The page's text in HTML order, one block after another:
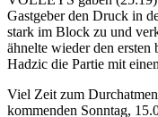
Gastgeber den Druck in
stark im Block zu und
ähnelte wieder den ersten
Hadzic die Partie mit
Viel Zeit zum
kommenden Sonntag,